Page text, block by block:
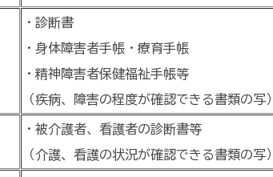
・診断書
・身体障害者手帳・療育手帳
・精神障害者保健福祉手帳等
（疾病、障害の程度が確認できる書類の写）
・被介護者、看護者の診断書等
（介護、看護の状況が確認できる書類の写）